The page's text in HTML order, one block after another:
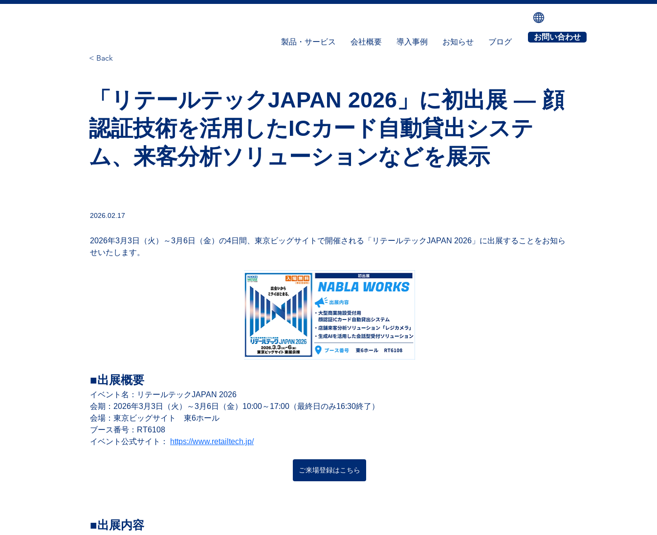
製品・サービス 会社概要 導入事例 お知らせ ブログ
お問い合わせ
< Back
「リテールテックJAPAN 2026」に初出展 — 顔
認証技術を活用したICカード自動貸出システ
ム、来客分析ソリューションなどを展示
2026.02.17
2026年3月3日（火）～3月6日（金）の4日間、東京ビッグサイトで開催される「リテールテックJAPAN 2026」に出展することをお知ら
せいたします。
■出展概要
イベント名：リテールテックJAPAN 2026
会期：2026年3月3日（火）～3月6日（金）10:00～17:00（最終日のみ16:30終了）
会場：東京ビッグサイト　東6ホール
ブース番号：RT6108
イベント公式サイト：
https://www.retailtech.jp/
ご来場登録はこちら
■出展内容